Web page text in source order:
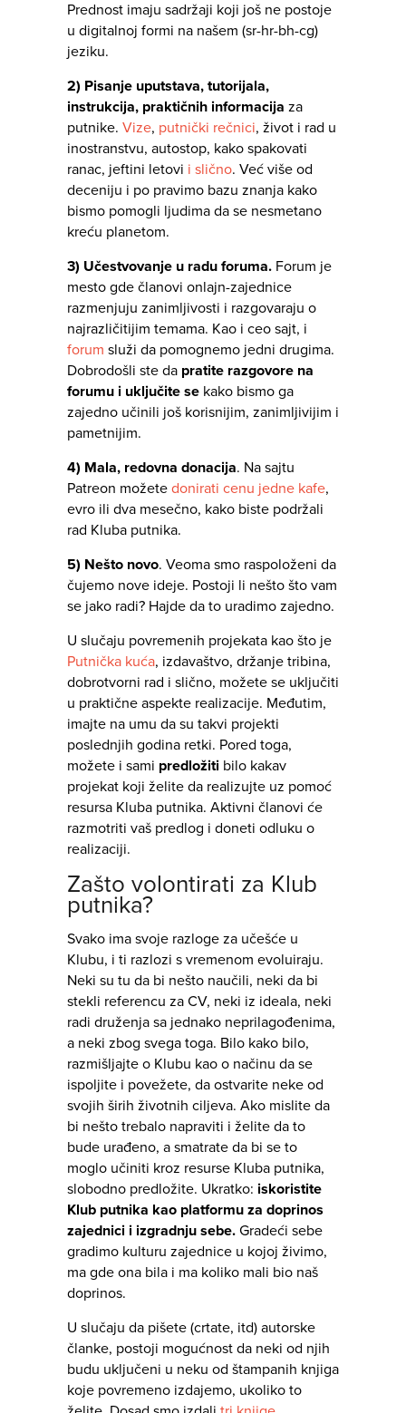
Prednost imaju sadržaji koji još ne postoje
u digitalnoj formi na našem (sr-hr-bh-cg)
jeziku.
2) Pisanje uputstava, tutorijala,
instrukcija, praktičnih informacija za
putnike. Vize, putnički rečnici, život i rad u
inostranstvu, autostop, kako spakovati
ranac, jeftini letovi i slično. Već više od
deceniju i po pravimo bazu znanja kako
bismo pomogli ljudima da se nesmetano
kreću planetom.
3) Učestvovanje u radu foruma. Forum je
mesto gde članovi onlajn-zajednice
razmenjuju zanimljivosti i razgovaraju o
najrazličitijim temama. Kao i ceo sajt, i
forum služi da pomognemo jedni drugima.
Dobrodošli ste da pratite razgovore na
forumu i uključite se kako bismo ga
zajedno učinili još korisnijim, zanimljivijim i
pametnijim.
4) Mala, redovna donacija. Na sajtu
Patreon možete donirati cenu jedne kafe,
evro ili dva mesečno, kako biste podržali
rad Kluba putnika.
5) Nešto novo. Veoma smo raspoloženi da
čujemo nove ideje. Postoji li nešto što vam
se jako radi? Hajde da to uradimo zajedno.
U slučaju povremenih projekata kao što je
Putnička kuća, izdavaštvo, držanje tribina,
dobrotvorni rad i slično, možete se uključiti
u praktične aspekte realizacije. Međutim,
imajte na umu da su takvi projekti
poslednjih godina retki. Pored toga,
možete i sami predložiti bilo kakav
projekat koji želite da realizujte uz pomoć
resursa Kluba putnika. Aktivni članovi će
razmotriti vaš predlog i doneti odluku o
realizaciji.
Zašto volontirati za Klub
putnika?
Svako ima svoje razloge za učešće u
Klubu, i ti razlozi s vremenom evoluiraju.
Neki su tu da bi nešto naučili, neki da bi
stekli referencu za CV, neki iz ideala, neki
radi druženja sa jednako neprilagođenima,
a neki zbog svega toga. Bilo kako bilo,
razmišljajte o Klubu kao o načinu da se
ispoljite i povežete, da ostvarite neke od
svojih širih životnih ciljeva. Ako mislite da
bi nešto trebalo napraviti i želite da to
bude urađeno, a smatrate da bi se to
moglo učiniti kroz resurse Kluba putnika,
slobodno predložite. Ukratko: iskoristite
Klub putnika kao platformu za doprinos
zajednici i izgradnju sebe. Gradeći sebe
gradimo kulturu zajednice u kojoj živimo,
ma gde ona bila i ma koliko mali bio naš
doprinos.
U slučaju da pišete (crtate, itd) autorske
članke, postoji mogućnost da neki od njih
budu uključeni u neku od štampanih knjiga
koje povremeno izdajemo, ukoliko to